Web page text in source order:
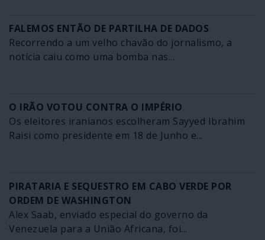
FALEMOS ENTÃO DE PARTILHA DE DADOS
Recorrendo a um velho chavão do jornalismo, a
notícia caiu como uma bomba nas...
O IRÃO VOTOU CONTRA O IMPÉRIO
Os eleitores iranianos escolheram Sayyed Ibrahim
Raisi como presidente em 18 de Junho e...
PIRATARIA E SEQUESTRO EM CABO VERDE POR
ORDEM DE WASHINGTON
Alex Saab, enviado especial do governo da
Venezuela para a União Africana, foi...